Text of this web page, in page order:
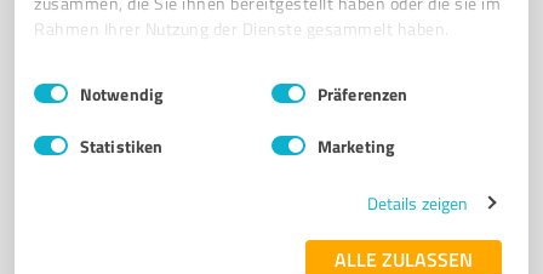
Rahmen Ihrer Nutzung der Dienste gesammelt haben.
Impressum Datenschutzbestimmungen
Einwilligungsauswahl
Notwendig Präferenzen
Statistiken Marketing
Details zeigen
ALLE ZULASSEN
4,90 / 5,00
Professionelle Immobilienvermittlung und Bewertung